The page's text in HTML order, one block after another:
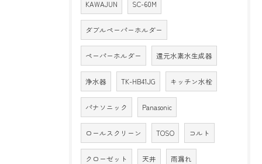
KAWAJUN SC-60M
ダブルペーパーホルダー
ペーパーホルダー 還元水素水生成器
浄水器 TK-HB41JG キッチン水栓
パナソニック Panasonic
ロールスクリーン TOSO コルト
クローゼット 天井 雨漏れ